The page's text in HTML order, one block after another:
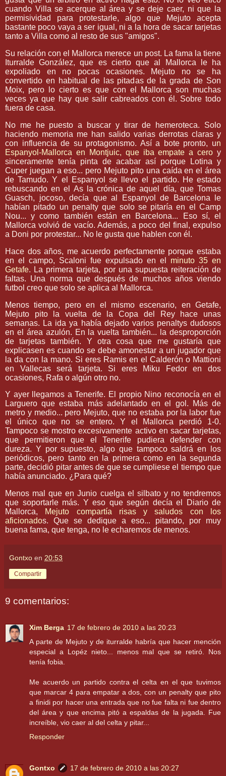
cuando Villa se acerque al área y se deje caer, ni que la
permisividad para protestarle, algo que Mejuto acepta
bastante poco vaya a ser igual, ni a la hora de sacar tarjetas
tanto a Villa como al resto de sus "amigos".
Su relación con el Mallorca merece un post. La fama la tiene
Iturralde González, que es cierto que al Mallorca le ha
expoliado en no pocas ocasiones. Mejuto no se ha
convertido en habitual de las pitadas de la grada de Son
Moix, pero lo cierto es que con el Mallorca son muchas
veces ya que hay que salir cabreados con él. Sobre todo
fuera de casa.
No me he puesto a buscar y tirar de hemeroteca. Solo
haciendo memoria me han salido varias derrotas claras y
con influencia de su protagonismo. Así a bote pronto, un
Espanyol-Mallorca en Montjuic, que iba empate a cero y
sinceramente tenía pinta de acabar así porque Lotina y
Cuper juegan a eso... pero Mejuto pito una caída en el área
de Tamudo. Y el Espanyol se llevo el partido. He estado
rebuscando en el As la crónica de aquel día, que Tomas
Guasch, jocoso, decía que al Espanyol de Barcelona le
habían pitado un penalty que solo se pitaría en el Camp
Nou... y como también están en Barcelona... Eso sí, el
Mallorca volvió de vacío. Además, a poco del final, expulso
a Doni por protestar... No le gusta que hablen con él.
Hace dos años, me acuerdo perfectamente porque estaba
en el campo, Scaloni fue expulsado en el minuto 35 en
Getafe. La primera tarjeta, por una supuesta reiteración de
faltas. Una norma que después de muchos años viendo
futbol creo que solo se aplica al Mallorca.
Menos tiempo, pero en el mismo escenario, en Getafe,
Mejuto pito la vuelta de la Copa del Rey hace unas
semanas. La ida ya había dejado varios penaltys dudosos
en el área azulón. En la vuelta también... la desproporción
de tarjetas también. Y otra cosa que me gustaría que
explicasen es cuando se debe amonestar a un jugador que
la da con la mano. Si eres Ramis en el Calderón o Mattioni
en Vallecas será tarjeta. Si eres Miku Fedor en dos
ocasiones, Rafa o algún otro no.
Y ayer llegamos a Tenerife. El propio Nino reconocía en el
Larguero que estaba más adelantado en el gol. Más de
metro y medio... pero Mejuto, que no estaba por la labor fue
el único que no se entero. Y el Mallorca perdió 1-0.
Tampoco se mostro excesivamente activo en sacar tarjetas,
que permitieron que el Tenerife pudiera defender con
dureza. Y por supuesto, algo que tampoco saldrá en los
periódicos, pero tanto en la primera como en la segunda
parte, decidió pitar antes de que se cumpliese el tiempo que
había anunciado. ¿Para qué?
Menos mal que en Junio cuelga el silbato y no tendremos
que soportarle más. Y eso que según decía el Diario de
Mallorca,
Mejuto compartía risas y saludos con los
aficionados. Que se dedique a eso... pitando, por muy
buena fama, que tenga, no le echaremos de menos.
Gontxo en 20:53
Compartir
9 comentarios:
Xim Berga 17 de febrero de 2010 a las 20:23
A parte de Mejuto y de iturralde habría que hacer mención
especial a Lopéz nieto... menos mal que se retiró. Nos
tenía fobia.
Me acuerdo un partido contra el celta en el que tuvimos
que marcar 4 para empatar a dos, con un penalty que pito
a finidi por hacer una entrada que no fue falta ni fue dentro
del área y que encima pitó a espaldas de la jugada. Fue
increíble, vio caer al del celta y pitar...
Responder
Gontxo 17 de febrero de 2010 a las 20:27